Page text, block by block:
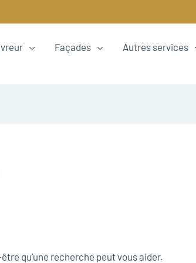
Façades Autres services
qu’une recherche peut vous aider.